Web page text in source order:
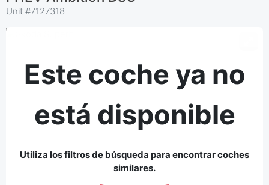
Unit #7127318
Este coche ya no
está disponible
Utiliza los filtros de búsqueda para encontrar coches
similares.